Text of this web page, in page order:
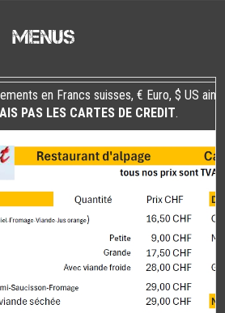
Menus
en Francs suisses, € Euro, $ US
PAS LES CARTES DE CREDIT.